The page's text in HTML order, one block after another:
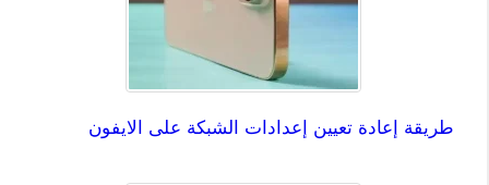
طريقة إعادة تعيين إعدادات الشبكة على الايفون